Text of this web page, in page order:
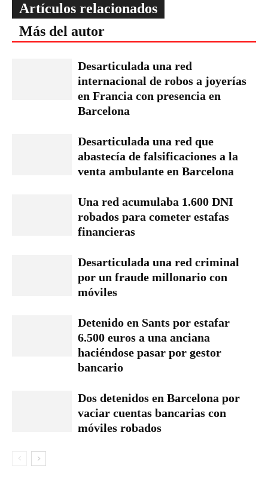
Artículos relacionados
Más del autor
Desarticulada una red
internacional de robos a joyerías
en Francia con presencia en
Barcelona
Desarticulada una red que
abastecía de falsificaciones a la
venta ambulante en Barcelona
Una red acumulaba 1.600 DNI
robados para cometer estafas
financieras
Desarticulada una red criminal
por un fraude millonario con
móviles
Detenido en Sants por estafar
6.500 euros a una anciana
haciéndose pasar por gestor
bancario
Dos detenidos en Barcelona por
vaciar cuentas bancarias con
móviles robados